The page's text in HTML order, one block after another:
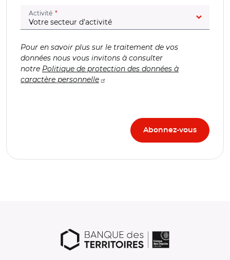
Activité (champ obligatoire)
Pour en savoir plus sur le traitement de vos
données nous vous invitons à consulter
notre Politique de protection des données à
caractère personnelle